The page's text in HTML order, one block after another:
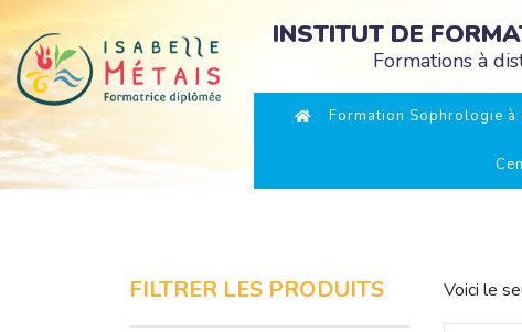
INSTITUT DE
Formations à
Formation Sophrologie à
FILTRER LES PRODUITS Voici le